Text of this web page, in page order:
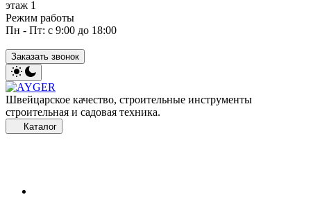
этаж 1
Режим работы
Пн - Пт: с 9:00 до 18:00
Заказать звонок
Швейцарское качество, строительные инструменты
строительная и садовая техника.
Каталог